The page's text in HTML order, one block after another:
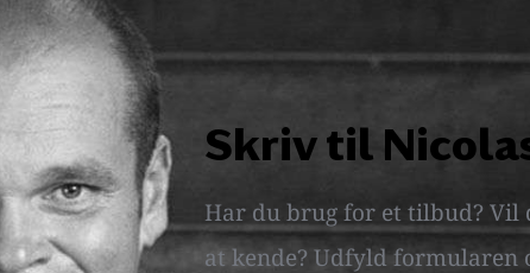
Skriv til
Har du brug for et tilbud? Vil
at kende? Udfyld formularen